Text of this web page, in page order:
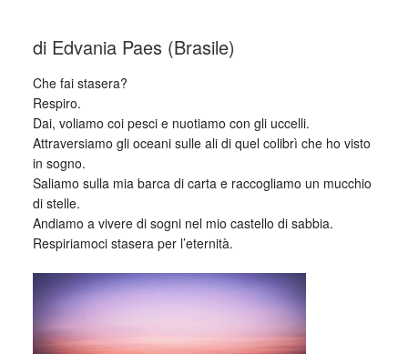
di Edvania Paes (Brasile)
Che fai stasera?
Respiro.
Dai, voliamo coi pesci e nuotiamo con gli uccelli.
Attraversiamo gli oceani sulle ali di quel colibrì che ho visto
in sogno.
Saliamo sulla mia barca di carta e raccogliamo un mucchio
di stelle.
Andiamo a vivere di sogni nel mio castello di sabbia.
Respiriamoci stasera per l’eternità.